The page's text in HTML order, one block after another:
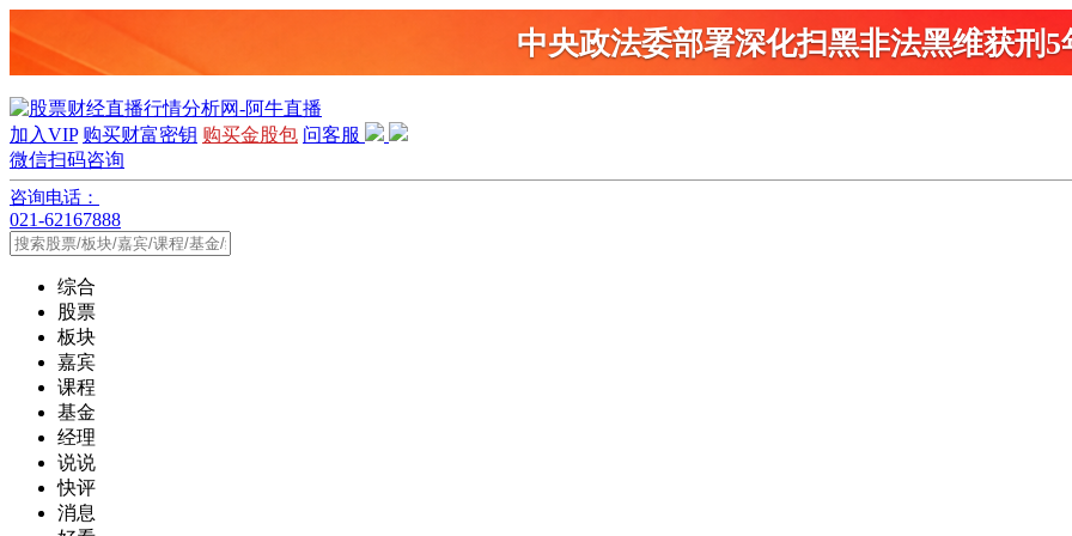
中央政法委部署深化扫黑非法黑维获刑5
加入VIP 购买财富密钥 购买金股包 问客服
微信扫码咨询
咨询电话：
021-62167888
综合
股票
板块
嘉宾
课程
基金
经理
说说
快评
消息